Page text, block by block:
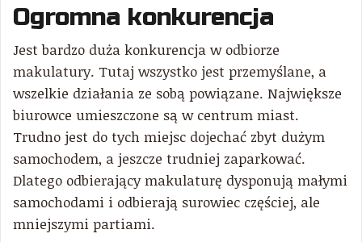
Ogromna konkurencja
Jest bardzo duża konkurencja w odbiorze
makulatury. Tutaj wszystko jest przemyślane, a
wszelkie działania ze sobą powiązane. Największe
biurowce umieszczone są w centrum miast.
Trudno jest do tych miejsc dojechać zbyt dużym
samochodem, a jeszcze trudniej zaparkować.
Dlatego odbierający makulaturę dysponują małymi
samochodami i odbierają surowiec częściej, ale
mniejszymi partiami.